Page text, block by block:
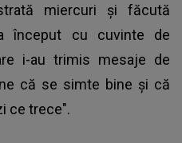
miercuri şi făcută
început cu cuvinte de
i-au trimis mesaje de
că se simte bine şi că
ce trece".